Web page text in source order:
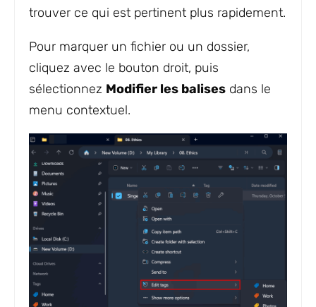
trouver ce qui est pertinent plus rapidement.
Pour marquer un fichier ou un dossier,
cliquez avec le bouton droit, puis
sélectionnez Modifier les balises dans le
menu contextuel.